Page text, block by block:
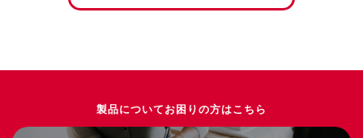
製品についてお困りの方はこちら